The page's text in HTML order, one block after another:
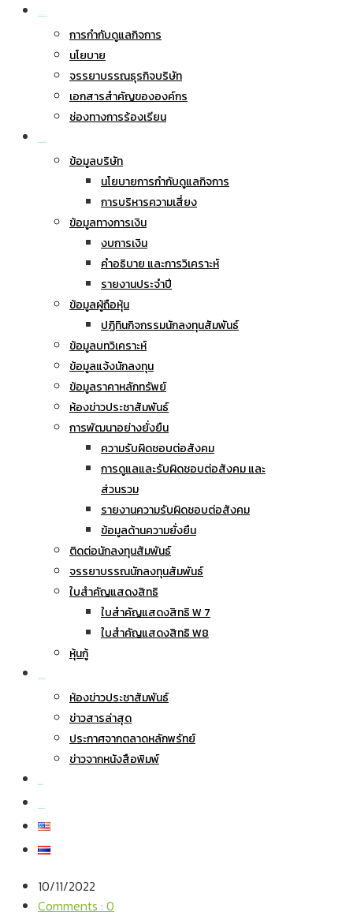
การกำกับดูแลกิจการ
นโยบาย
จรรยาบรรณธุรกิจบริษัท
เอกสารสำคัญขององค์กร
ช่องทางการร้องเรียน
ข้อมูลบริษัท
นโยบายการกำกับดูแลกิจการ
การบริหารความเสี่ยง
ข้อมูลทางการเงิน
งบการเงิน
คำอธิบาย และการวิเคราะห์
รายงานประจำปี
ข้อมูลผู้ถือหุ้น
ปฏิทินกิจกรรมนักลงทุนสัมพันธ์
ข้อมูลบทวิเคราะห์
ข้อมูลแจ้งนักลงทุน
ข้อมูลราคาหลักทรัพย์
ห้องข่าวประชาสัมพันธ์
การพัฒนาอย่างยั่งยืน
ความรับผิดชอบต่อสังคม
การดูแลและรับผิดชอบต่อสังคม และ
ส่วนรวม
รายงานความรับผิดชอบต่อสังคม
ข้อมูลด้านความยั่งยืน
ติดต่อนักลงทุนสัมพันธ์
จรรยาบรรณนักลงทุนสัมพันธ์
ใบสำคัญแสดงสิทธิ
ใบสำคัญแสดงสิทธิ W 7
ใบสำคัญแสดงสิทธิ W8
หุ้นกู้
ห้องข่าวประชาสัมพันธ์
ข่าวสารล่าสุด
ประกาศจากตลาดหลักพรัทย์
ข่าวจากหนังสือพิมพ์
10/11/2022
Comments : 0